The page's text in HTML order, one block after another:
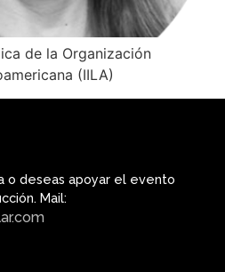
de la Organización
(IILA)
o deseas apoyar el evento
Mail: